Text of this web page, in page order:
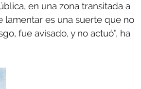
en una zona transitada a
lamentar es una suerte que no
fue avisado, y no actuó”, ha